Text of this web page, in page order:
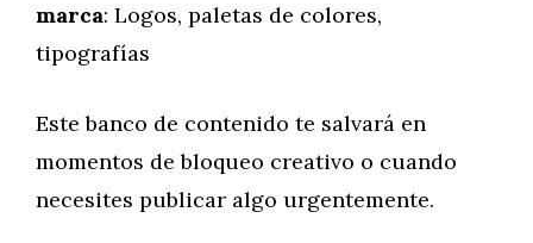
marca: Logos, paletas de colores,
tipografías
Este banco de contenido te salvará en
momentos de bloqueo creativo o cuando
necesites publicar algo urgentemente.